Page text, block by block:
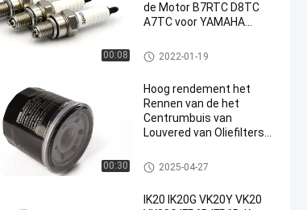
00:08
de Motor B7RTC D8TC
A7TC voor YAMAHA
Motorfietsbougies
2022-01-19
00:30
Hoog rendement het
Rennen van de het
Centrumbuis van
Louvered van Oliefilters
Stroomweerstand
de filter van de motorolie
2025-04-27
IK20 IK20G VK20Y VK20